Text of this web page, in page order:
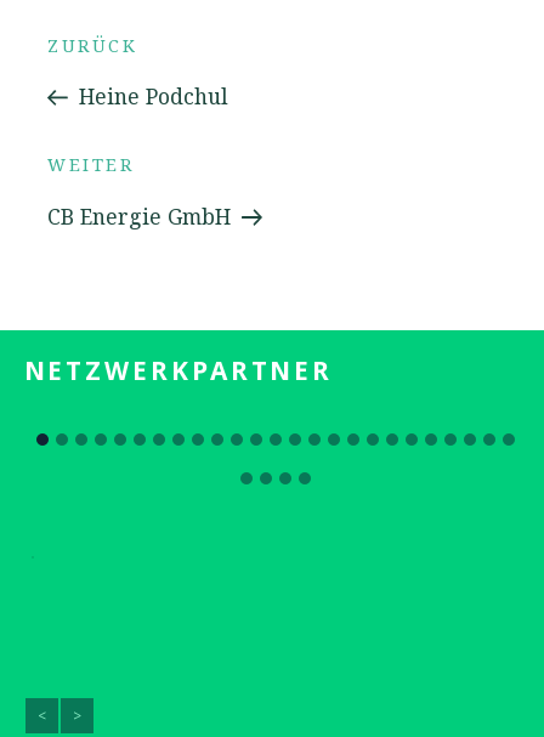
Beitrags-
Navigation
Vorheriger
Beitrag
ZURÜCK
Heine Podchul
Nächster
Beitrag
WEITER
CB Energie GmbH
NETZWERKPARTNER
< >